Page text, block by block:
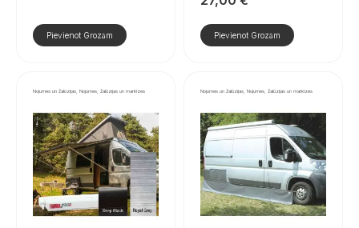
Pievienot Grozam Pievienot Grozam
Nojumes un žalūzijas, Nojumes, žalūzijas un markīzes Nojumes un žalūzijas, Nojumes, žalūzijas un markīzes